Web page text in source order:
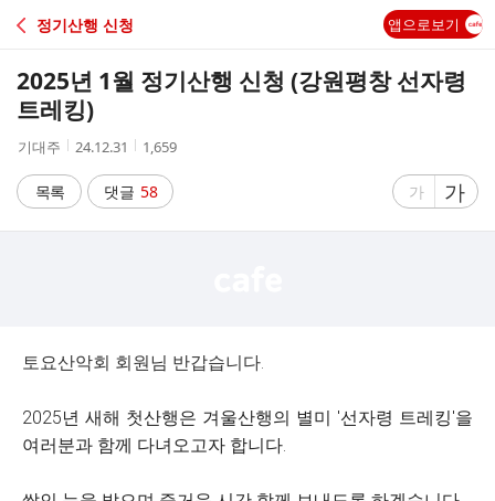
C
A
정기산행 신청 앱으로보기
2025년 1월 정기산행 신청 (강원평창 선자령
트레킹)
작
자
기대주
작
시
간
24.12.31
조
수
1,659
목록 댓글 58
글
가
글
자
가
토요산악회 회원님 반갑습니다.
2025년 새해 첫산행은 겨울산행의 별미 '선자령 트레킹'을
여러분과 함께 다녀오고자 합니다.